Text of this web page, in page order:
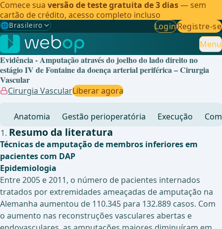
Comece sua versão de teste gratuita de 3 dias— sem
cartão de crédito, acesso completo incluso
🌐Brasileiro
Gewählte Sprache: Brasileiro
🇩🇪 Alemão
🇬🇧Inglês
🇪🇸 Espanhol
LoginRegistre-se
Menu
Evidência - Amputação através do joelho do lado direito no
estágio IV de Fontaine da doença arterial periférica – Cirurgia
Vascular
Cirurgia VascularLiberar agora
Anatomia Gestão perioperatória Execução
Resumo da literatura
Técnicas de amputação de membros inferiores em
pacientes com DAP
Epidemiologia
Entre 2005 e 2011, o número de pacientes internados
tratados por extremidades ameaçadas de amputação na
Alemanha aumentou de 110.345 para 132.889 casos. Com
o aumento nas reconstruções vasculares abertas e